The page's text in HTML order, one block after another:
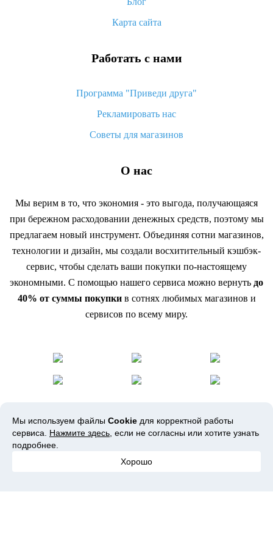
Карта сайта
Работать с нами
Программа "Приведи друга"
Рекламировать нас
Советы для магазинов
О нас
Мы верим в то, что экономия - это выгода, получающаяся
при бережном расходовании денежных средств, поэтому мы
предлагаем новый инструмент. Объединяя сотни магазинов,
технологии и дизайн, мы создали восхитительный кэшбэк-
сервис, чтобы сделать ваши покупки по-настоящему
экономными. С помощью нашего сервиса можно вернуть до
40% от суммы покупкив сотнях любимых магазинов и
сервисов по всему миру.
Следуй за нами
Мы используем файлы Cookie для корректной работы
сервиса. Нажмите здесь , если не согласны или хотите узнать
подробнее.
Хорошо